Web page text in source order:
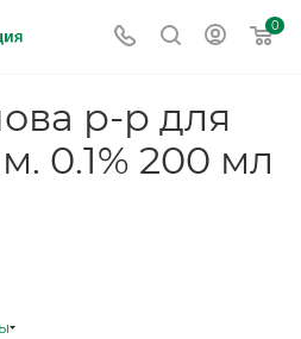
0
р-р для
0.1% 200 мл